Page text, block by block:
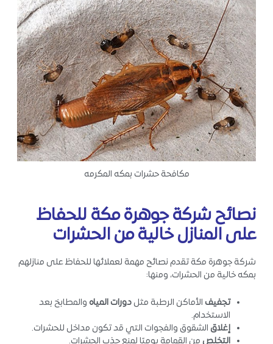
مكافحة حشرات بمكه المكرمه
نصائح شركة جوهرة مكة للحفاظ
على المنازل خالية من الحشرات
شركة جوهرة مكة تقدم نصائح مهمة لعملائها للحفاظ على منازلهم
بمكه خالية من الحشرات، ومنها:
تجفيف الأماكن الرطبة مثل دورات المياه والمطابخ بعد
الاستخدام.
إغلاق الشقوق والفجوات التي قد تكون مداخل للحشرات.
التخلص من القمامة يوميًا لمنع جذب الحشرات.